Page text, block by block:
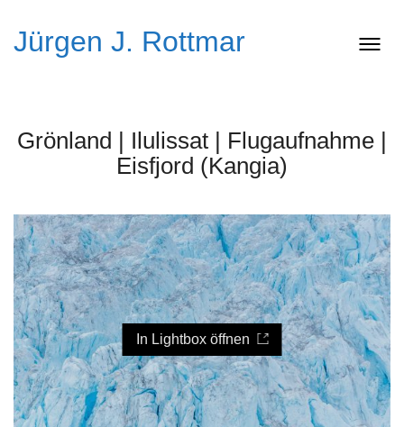
Jürgen J. Rottmar
Grönland | Ilulissat | Flugaufnahme |
Eisfjord (Kangia)
In Lightbox öffnen